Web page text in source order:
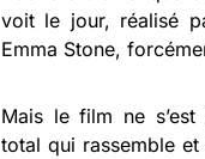
voit le jour, réalisé
Emma Stone,
Mais le film ne
total qui rassemble